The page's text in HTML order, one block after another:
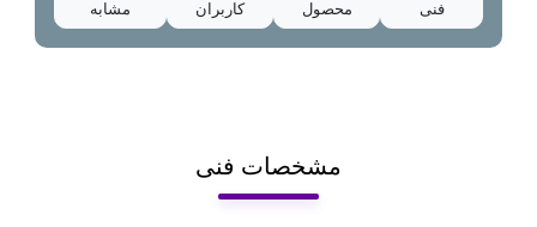
فنی
محصول
کاربران
مشابه
مشخصات فنی